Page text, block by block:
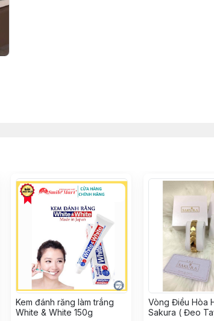
Kem đánh răng làm trắng
White & White 150g
Vòng Điều Hòa
Sakura ( Đeo